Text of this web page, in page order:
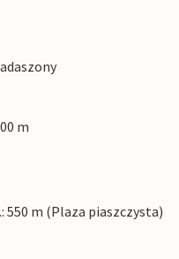
m
550 m (Plaza piaszczysta)